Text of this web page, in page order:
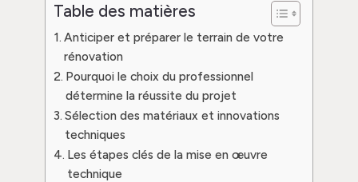
Table des matières
Anticiper et préparer le terrain de votre
rénovation
Pourquoi le choix du professionnel
détermine la réussite du projet
Sélection des matériaux et innovations
techniques
Les étapes clés de la mise en œuvre
technique